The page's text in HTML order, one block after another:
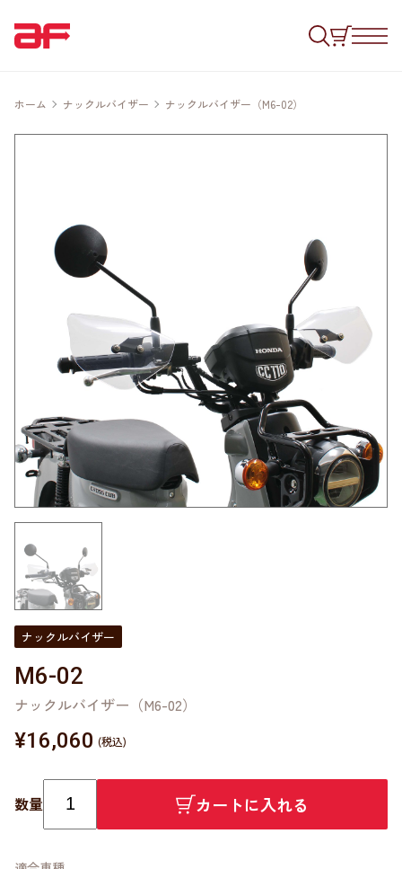
ホーム ナックルバイザー ナックルバイザー（M6-02）
ナックルバイザー
M6-02
ナックルバイザー（M6-02）
¥16,060
数量 カートに入れる